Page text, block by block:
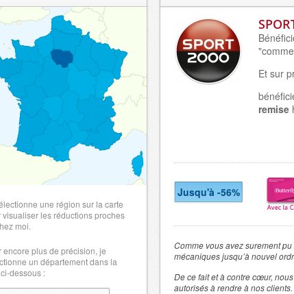
Et sur
remise
Jusqu'à -56%
Comme vous avez surement
mécaniques jusqu’à nouvel
De ce fait et à contre cœur,
autorisés à rendre à nos clients.
une région sur la carte
visualiser les réductions proches
moi.
encore plus de précision, je
un département dans la
dessous :